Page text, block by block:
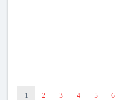
1 2 3 4 5 6